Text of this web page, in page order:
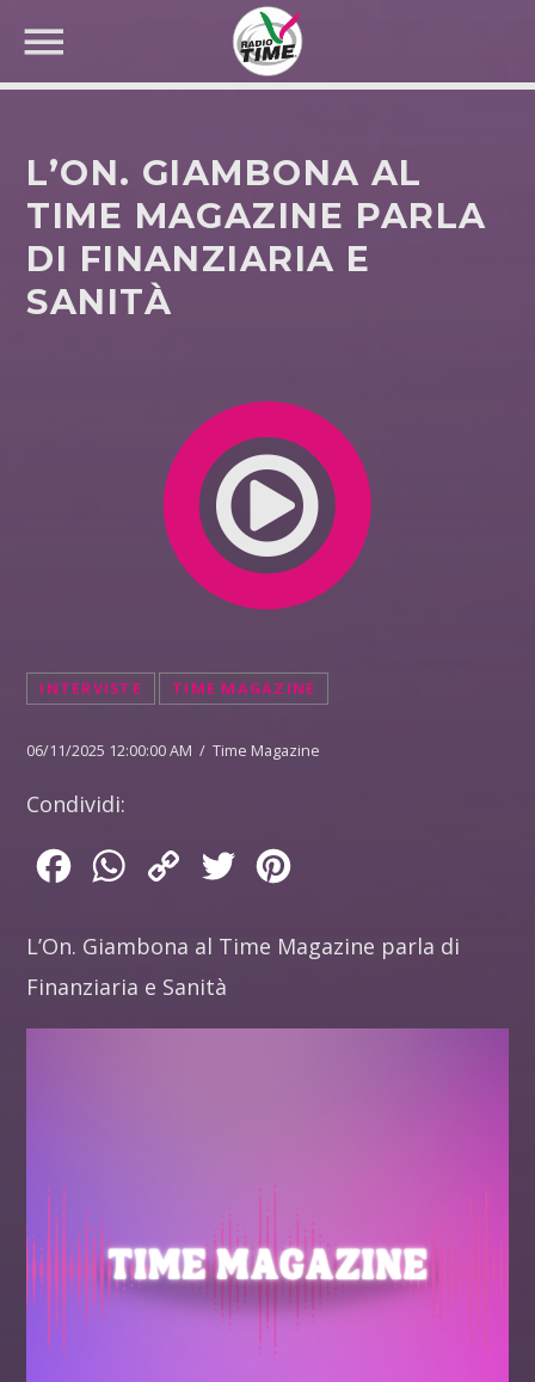
CERCA NEL SITO WEB:
L’ON. GIAMBONA AL
TIME MAGAZINE PARLA
DI FINANZIARIA E
SANITÀ
INTERVISTE TIME MAGAZINE
06/11/2025 12:00:00 AM / Time Magazine
Condividi:
FacebookWhatsApp
Copy
Twitter
L’On. Giambona al Time Magazine parla di
Finanziaria e Sanità